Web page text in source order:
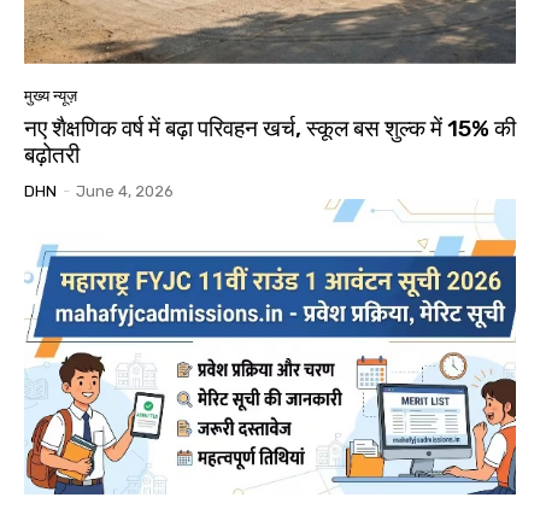
मुख्य न्यूज़
नए शैक्षणिक वर्ष में बढ़ा परिवहन खर्च, स्कूल बस शुल्क में 15% की
बढ़ोतरी
DHN - June 4, 2026